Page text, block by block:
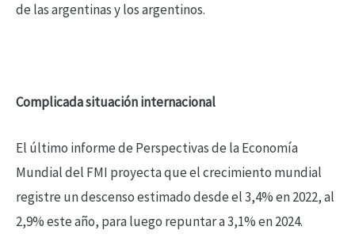
de las argentinas y los argentinos.
Complicada situación internacional
El último informe de Perspectivas de la Economía
Mundial del FMI proyecta que el crecimiento mundial
registre un descenso estimado desde el 3,4% en 2022, al
2,9% este año, para luego repuntar a 3,1% en 2024.